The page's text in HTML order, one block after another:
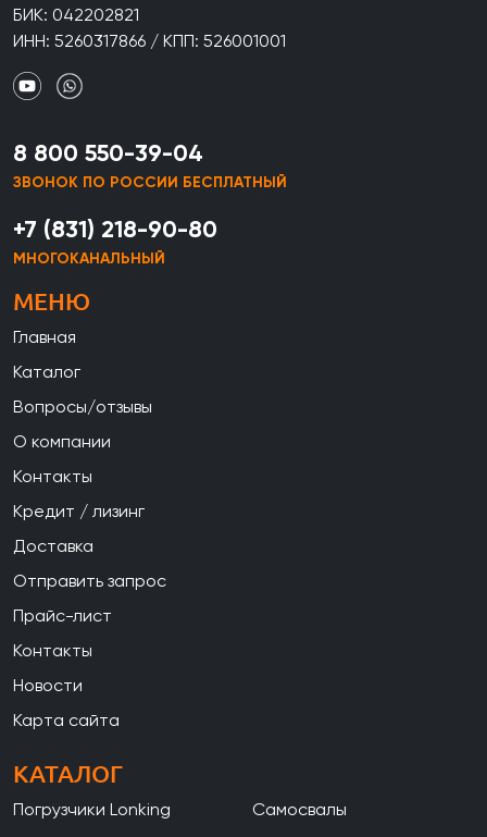
БИК: 042202821
ИНН: 5260317866 / КПП: 526001001
8 800 550-39-04
ЗВОНОК ПО РОССИИ БЕСПЛАТНЫЙ
+7 (831) 218-90-80
МНОГОКАНАЛЬНЫЙ
МЕНЮ
Главная
Каталог
Вопросы/отзывы
О компании
Контакты
Кредит / лизинг
Доставка
Отправить запрос
Прайс-лист
Контакты
Новости
Карта сайта
КАТАЛОГ
Погрузчики Lonking
Самосвалы